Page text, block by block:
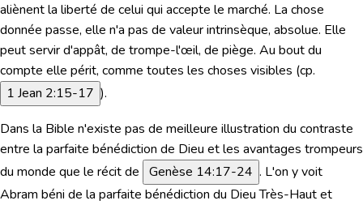
aliènent la liberté de celui qui accepte le marché. La chose
donnée passe, elle n'a pas de valeur intrinsèque, absolue. Elle
peut servir d'appât, de trompe-l'œil, de piège. Au bout du
compte elle périt, comme toutes les choses visibles (cp.
1 Jean 2:15-17 ).
Dans la Bible n'existe pas de meilleure illustration du contraste
entre la parfaite bénédiction de Dieu et les avantages trompeurs
du monde que le récit de Genèse 14:17-24 . L'on y voit
Abram béni de la parfaite bénédiction du Dieu Très-Haut et